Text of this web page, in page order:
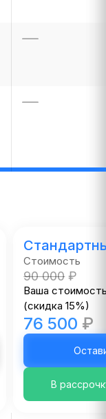
Стоимость
90 000₽
Ваша
(скидка 15%)
76 500 ₽
В